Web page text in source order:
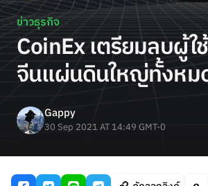
ข่าวธุรกิจ
CoinEx เตรียมลบผู้ใ
จีนแผ่นดินใหญ่ทั้งหม
Gappy
30 Sep 2021 AT 14:49 GMT-0